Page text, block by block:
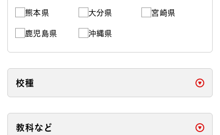
熊本県 大分県 宮崎県
鹿児島県 沖縄県
校種 開く
教科など 開く